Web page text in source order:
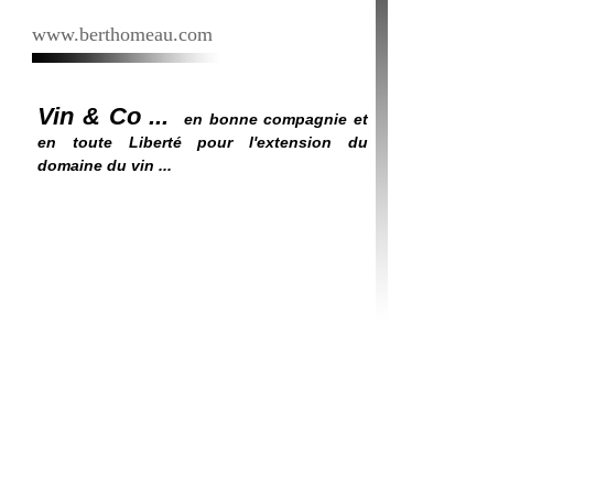
www.berthomeau.com
Vin & Co ...
en bonne compagnie et
en toute Liberté pour l'extension du
domaine du vin ...